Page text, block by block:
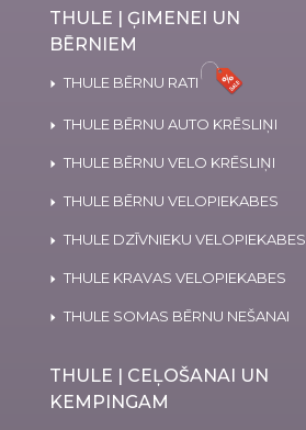
THULE | ĢIMENEI UN
BĒRNIEM
THULE BĒRNU RATI
THULE BĒRNU AUTO KRĒSLIŅI
THULE BĒRNU VELO KRĒSLIŅI
THULE BĒRNU VELOPIEKABES
THULE DZĪVNIEKU VELOPIEKABES
THULE KRAVAS VELOPIEKABES
THULE SOMAS BĒRNU NEŠANAI
THULE | CEĻOŠANAI UN
KEMPINGAM